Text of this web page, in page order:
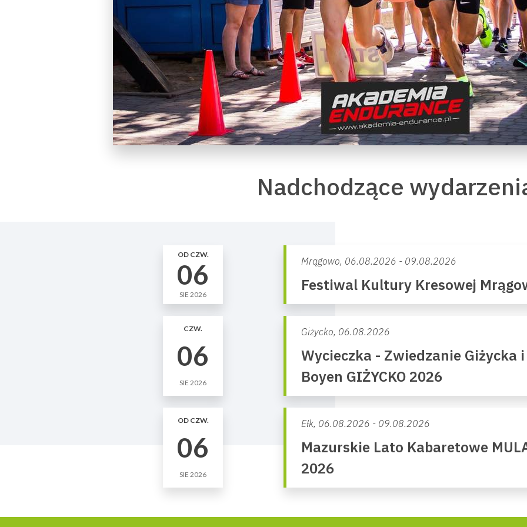
Nadchodzące
OD CZW.
06
SIE 2026
Mrągowo, 06.08.2026 - 09.08.2026
Festiwal Kultury Kresowej
CZW.
06
SIE 2026
Giżycko, 06.08.2026
Wycieczka - Zwiedzanie Giżycka
Boyen GIŻYCKO 2026
OD CZW.
06
SIE 2026
Ełk, 06.08.2026 - 09.08.2026
Mazurskie Lato Kabaretowe
2026